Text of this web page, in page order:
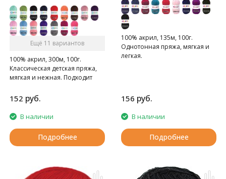
Ещё 11 вариантов
100% акрил, 300м, 100г.
Классическая детская пряжа,
мягкая и нежная. Подходит
152 руб.
В наличии
Подробнее
100% акрил, 135м, 100г.
Однотонная пряжа, мягкая и
легкая.
156 руб.
В наличии
Подробнее